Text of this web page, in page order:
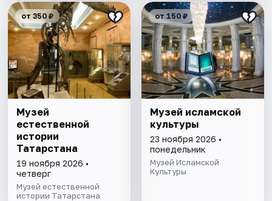
от 350 ₽
Музей
естественной
истории
Татарстана
19 ноября 2026 •
четверг
Музей естественной
истории Татарстана
от 150 ₽
Музей исламской
культуры
23 ноября 2026 •
понедельник
Музей Исламской
Культуры